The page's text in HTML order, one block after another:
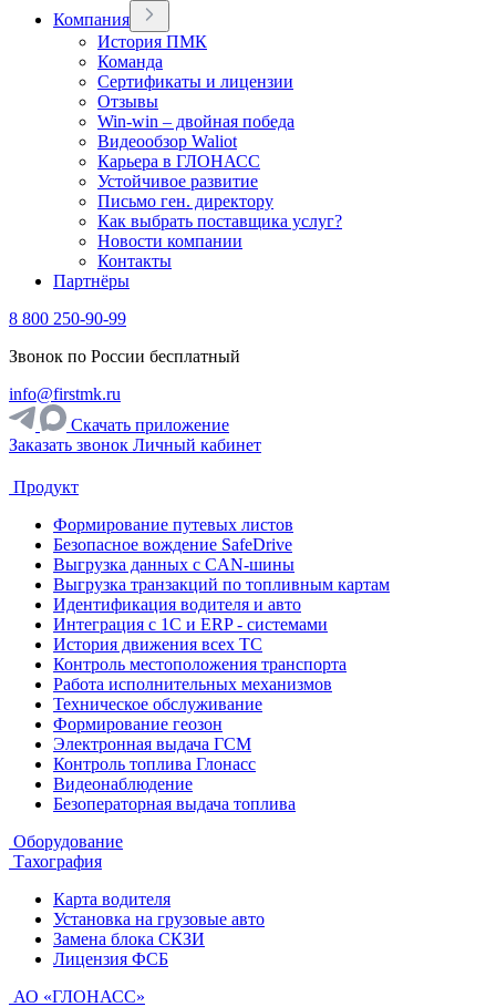
Компания
История ПМК
Команда
Сертификаты и лицензии
Отзывы
Win-win – двойная победа
Видеообзор Waliot
Карьера в ГЛОНАСС
Устойчивое развитие
Письмо ген. директору
Как выбрать поставщика услуг?
Новости компании
Контакты
Партнёры
8 800 250-90-99
Звонок по России бесплатный
info@firstmk.ru
Скачать приложение
Заказать звонок Личный кабинет
Продукт
Формирование путевых листов
Безопасное вождение SafeDrive
Выгрузка данных с CAN-шины
Выгрузка транзакций по топливным картам
Идентификация водителя и авто
Интеграция с 1С и ERP - системами
История движения всех ТС
Контроль местоположения транспорта
Работа исполнительных механизмов
Техническое обслуживание
Формирование геозон
Электронная выдача ГСМ
Контроль топлива Глонасс
Видеонаблюдение
Безоператорная выдача топлива
Оборудование
Тахография
Карта водителя
Установка на грузовые авто
Замена блока СКЗИ
Лицензия ФСБ
АО «ГЛОНАСС»